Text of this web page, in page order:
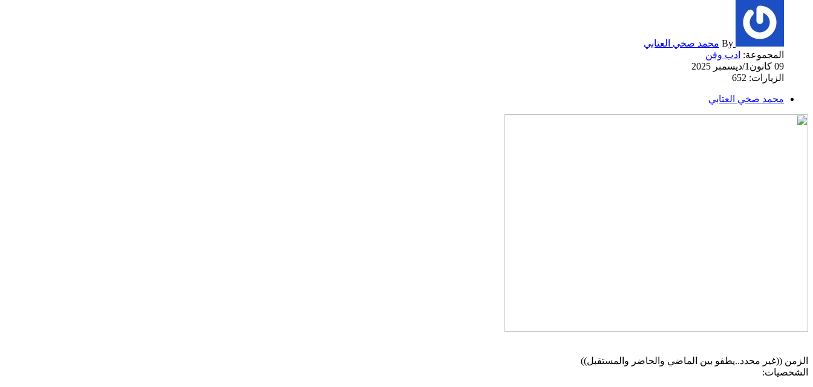
By محمد صخي العتابي
المجموعة: ادب وفن
09 كانون1/ديسمبر 2025
الزيارات: 652
محمد صخي العتابي
الزمن ((غير محدد..يطفو بين الماضي والحاضر والمستقبل))
الشخصيات: